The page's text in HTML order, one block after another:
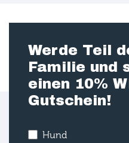
Werde Teil
Familie und
einen 10%
Gutschein!
Hund